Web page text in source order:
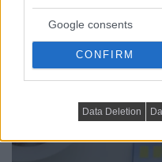
Google consents
CONFIRM
Data Deletion
bookbook-nak
fricska az